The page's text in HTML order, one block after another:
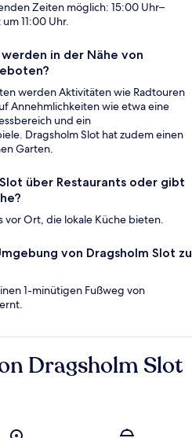
Zeiten möglich: 15:00 Uhr–
11:00 Uhr.
in der Nähe von
werden Aktivitäten wie Radtouren
Annehmlichkeiten wie etwa eine
und ein
Dragsholm Slot hat zudem einen
Garten.
über Restaurants oder gibt
vor Ort, die lokale Küche bieten.
von Dragsholm Slot zu
1-minütigen Fußweg von
Dragsholm Slot